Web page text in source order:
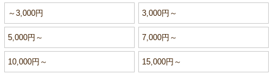
～3,000円 3,000円～
5,000円～ 7,000円～
10,000円～ 15,000円～